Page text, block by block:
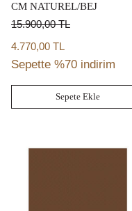
CM NATUREL/BEJ
15.900,00TL
4.770,00 TL
Sepette %70 indirim
Sepete Ekle